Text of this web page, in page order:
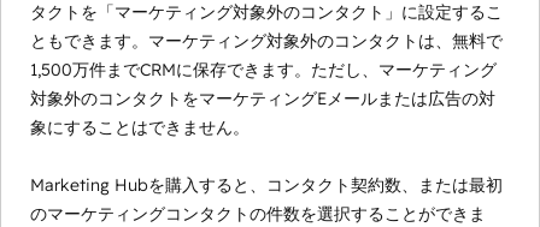
タクトを「マーケティング対象外のコンタクト」に設定するこ
ともできます。マーケティング対象外のコンタクトは、無料で
1,500万件までCRMに保存できます。ただし、マーケティング
対象外のコンタクトをマーケティングEメールまたは広告の対
象にすることはできません。
Marketing Hubを購入すると、コンタクト契約数、または最初
のマーケティングコンタクトの件数を選択することができま